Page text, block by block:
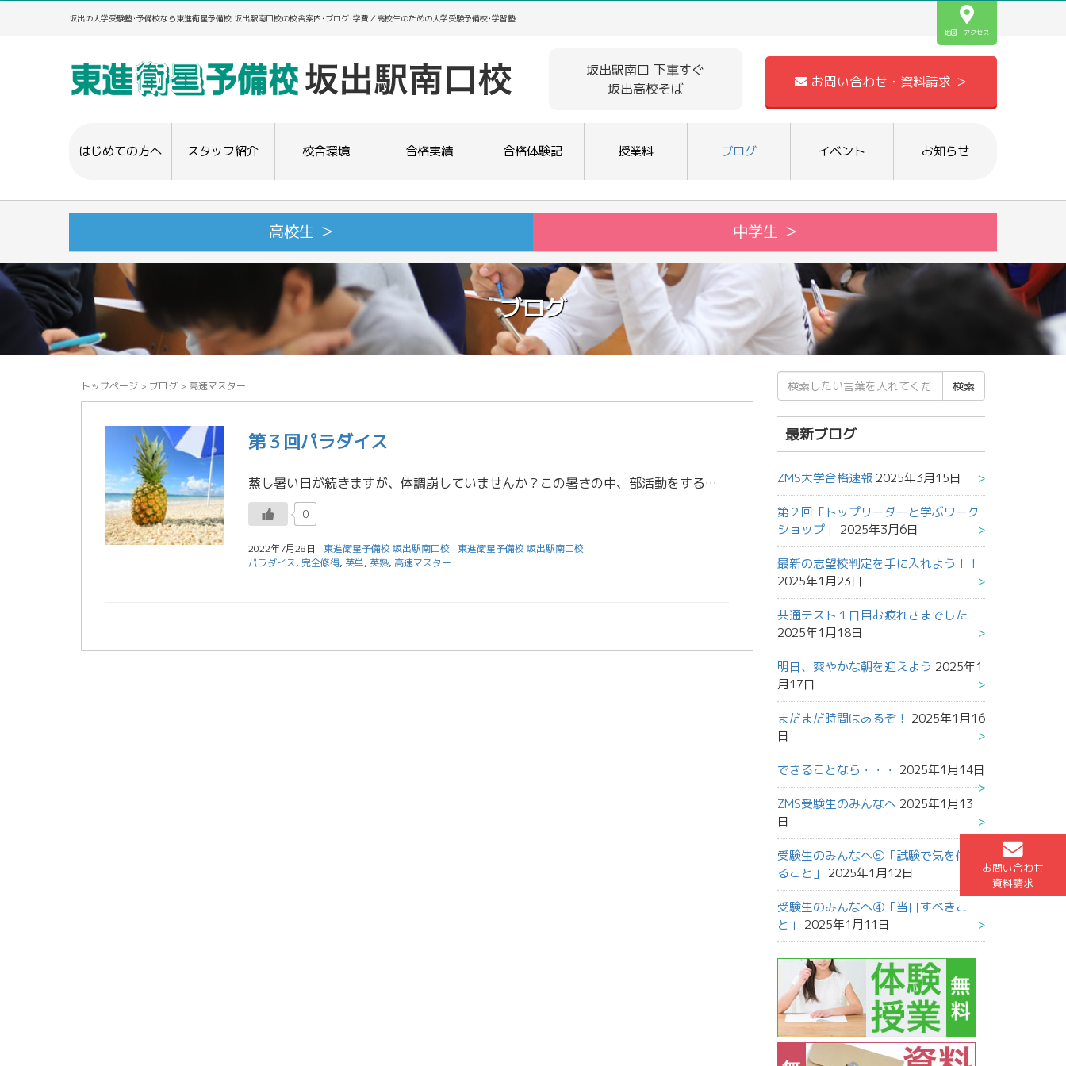
坂出の大学受験塾･予備校なら東進衛星予備校 坂出駅南口校の校舎案内･ブログ･学費／高校生のための大学受験予備校･学習塾
地図・アクセス
坂出駅南口 下車すぐ
坂出高校そば
お問い合わせ・資料請求 ＞
はじめての方へ スタッフ紹介 校舎環境 合格実績 合格体験記 授業料 ブログ イベント お知らせ
高校生 ＞ 中学生 ＞
お問い合わせ
資料請求
ブログ
トップページ > ブログ > 高速マスター
第３回パラダイス
蒸し暑い日が続きますが、体調崩していませんか？この暑さの中、部活動をするとすぐに家に帰りたくなってしまいますよね。・・・その気持ちとてもよくわかります。でも、そこを踏ん張るかどうかが肝心ですよ。 表題の通り、「第３回パラ […]
0
2022年7月28日 東進衛星予備校 坂出駅南口校
東進衛星予備校 坂出駅南口校
パラダイス, 完全修得, 英単, 英熟, 高速マスター
検
索
結
果:
最新ブログ
ZMS大学合格速報 2025年3月15日
第２回「トップリーダーと学ぶワーク
ショップ」
2025年3月6日
最新の志望校判定を手に入れよう！！
2025年1月23日
共通テスト１日目お疲れさまでした
2025年1月18日
明日、爽やかな朝を迎えよう 2025年1
月17日
まだまだ時間はあるぞ！ 2025年1月16
日
できることなら・・・ 2025年1月14日
ZMS受験生のみんなへ 2025年1月13
日
受験生のみんなへ⑤「試験で気を付け
ること」
2025年1月12日
受験生のみんなへ④「当日すべきこ
と」
2025年1月11日